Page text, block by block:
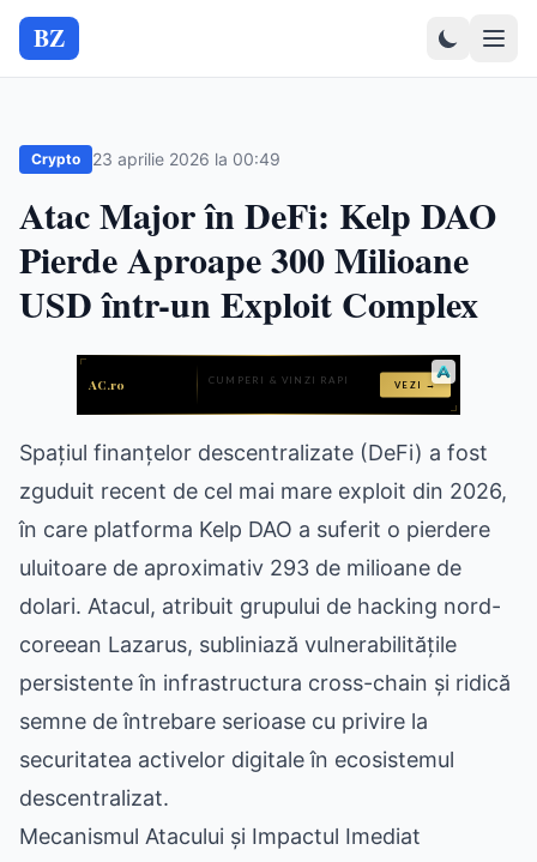
BZ
Crypto 23 aprilie 2026 la 00:49
Atac Major în DeFi: Kelp DAO
Pierde Aproape 300 Milioane
USD într-un Exploit Complex
Spațiul finanțelor descentralizate (DeFi) a fost
zguduit recent de cel mai mare exploit din 2026,
în care platforma Kelp DAO a suferit o pierdere
uluitoare de aproximativ 293 de milioane de
dolari. Atacul, atribuit grupului de hacking nord-
coreean Lazarus, subliniază vulnerabilitățile
persistente în infrastructura cross-chain și ridică
semne de întrebare serioase cu privire la
securitatea activelor digitale în ecosistemul
descentralizat.
Mecanismul Atacului și Impactul Imediat